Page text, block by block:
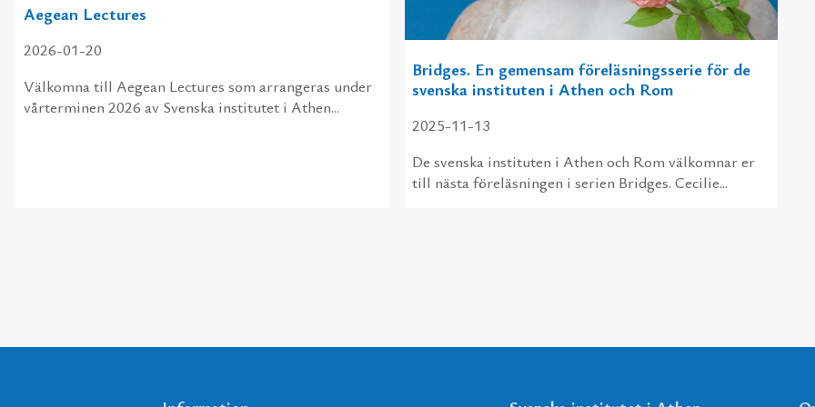
Aegean Lectures
2026-01-20
Välkomna till Aegean Lectures som arrangeras under
vårterminen 2026 av Svenska institutet i Athen...
Bridges. En gemensam föreläsningsserie för de
svenska instituten i Athen och Rom
2025-11-13
De svenska instituten i Athen och Rom välkomnar er
till nästa föreläsningen i serien Bridges. Cecilie...